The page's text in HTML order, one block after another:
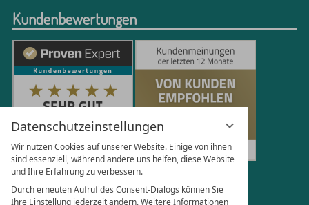
Datenschutzeinstellungen
Wir nutzen Cookies auf unserer Website. Einige von ihnen
sind essenziell, während andere uns helfen, diese Website
und Ihre Erfahrung zu verbessern.
Durch erneuten Aufruf des Consent-Dialogs können Sie
Ihre Einstellung jederzeit ändern. Weitere Informationen
Kundenbewertungen